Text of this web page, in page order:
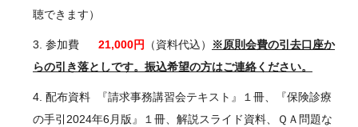
聴できます）
参加費 21,000円 （資料代込）
※原則会費の引去口座か
らの引き落としです。振込希望の方はご連絡ください。
配布資料 『請求事務講習会テキスト』１冊、『保険診療
の手引2024年6月版』１冊、解説スライド資料、ＱＡ問題な